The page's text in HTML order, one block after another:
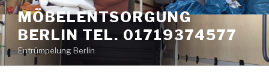
Zum
Inhalt
springen
MÖBELENTSORGUNG
BERLIN TEL. 01719374577
Entrümpelung Berlin